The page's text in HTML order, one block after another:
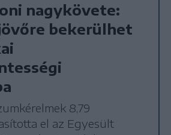
nagykövete:
bekerülhet
8,79
el az Egyesült